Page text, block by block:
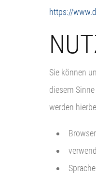
https://
Sie können
diesem
werden